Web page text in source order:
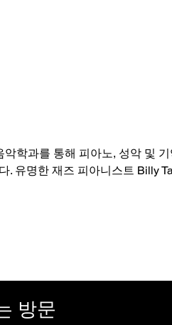
학과를 통해 피아노, 성악 및
유명한 재즈 피아니스트 Billy
방문